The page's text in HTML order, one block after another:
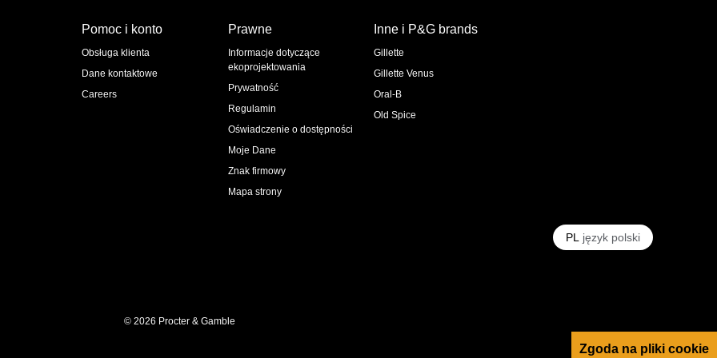
Pomoc i konto
Obsługa klienta
Dane kontaktowe
Careers
Prawne
Informacje dotyczące
ekoprojektowania
Prywatność
Regulamin
Oświadczenie o dostępności
Moje Dane
Znak firmowy
Mapa strony
Inne i P&G brands
Gillette
Gillette Venus
Oral-B
Old Spice
PL język polski
© 2026 Procter & Gamble
Zgoda na pliki cookie